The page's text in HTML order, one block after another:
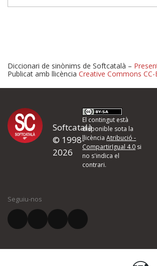
Proposeu-nos
d'errors
Si heu trobat un error o voleu proposar
quina és la millora que proposeu o l'error
El vostre correu electrònic *
Diccionari de sinònims de Softcatalà –
Publicat amb llicència Creative Commons CC-
Softcatalà
© 1998-
2026
El contingut està
disponible sota la
llicènciaAtribució -
CompartirIgual 4.0 si
no s'indica el
contrari.
Seguiu-nos